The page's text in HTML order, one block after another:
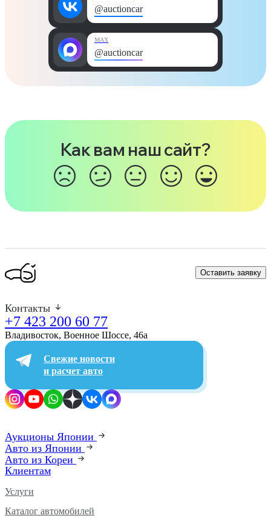
@auctioncar
MAX
@auctioncar
Как вам наш сайт?
Оставить заявку
Контакты
+7 423 200 60 77
Владивосток, Военное Шоссе, 46а​
Свежие новости
и расчет авто
Аукционы Японии
Авто из Японии
Авто из Кореи
Клиентам
Услуги
Каталог автомобилей